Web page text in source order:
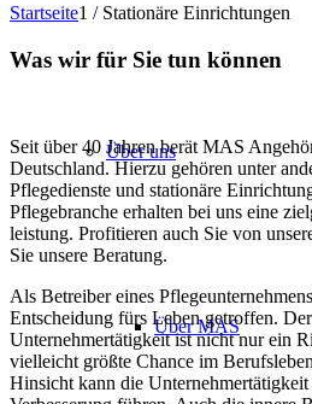
Über uns
Über MAS
Startseite1 / Stationäre Einrichtungen
Was wir für Sie tun können
Seit über 40 Jahren berät MAS
Deutschland. Hierzu gehören unter
Pflegedienste und stationäre
Pflegebranche erhalten bei uns eine
leistung. Profitieren auch Sie von
Sie unsere Beratung.
Als Betreiber eines
Entscheidung fürs Leben getroffen.
Unternehmertätigkeit ist nicht nur ein
vielleicht größte Chance im
Hinsicht kann die Unternehmertätigkeit